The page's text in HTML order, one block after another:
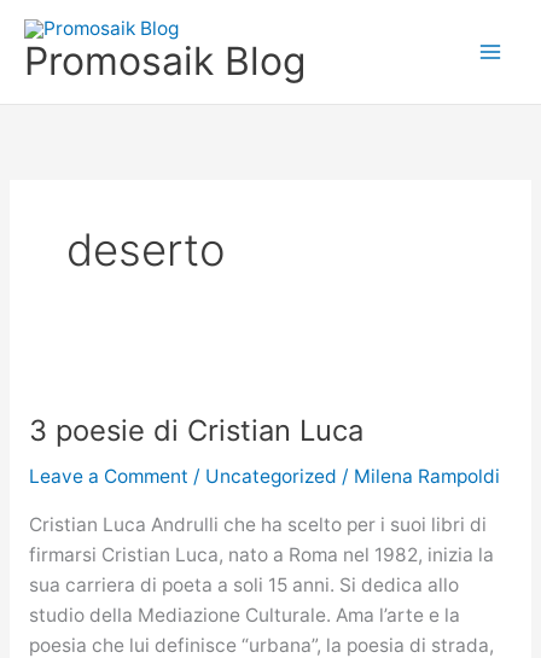
Skip
content
Promosaik Blog
deserto
3 poesie di Cristian Luca
Leave a Comment / Uncategorized / Milena Rampoldi
Cristian Luca Andrulli che ha scelto per i suoi libri di
firmarsi Cristian Luca, nato a Roma nel 1982, inizia la
sua carriera di poeta a soli 15 anni. Si dedica allo
studio della Mediazione Culturale. Ama l’arte e la
poesia che lui definisce “urbana”, la poesia di strada,
di
Luca